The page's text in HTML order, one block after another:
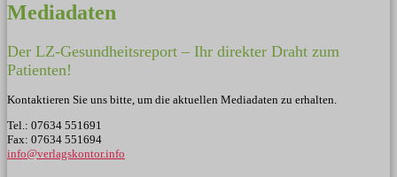
Mediadaten
Der LZ-Gesundheitsreport – Ihr direkter Draht zum
Patienten!
Kontaktieren Sie uns bitte, um die aktuellen Mediadaten zu erhalten.
Tel.: 07634 551691
Fax: 07634 551694
info@verlagskontor.info